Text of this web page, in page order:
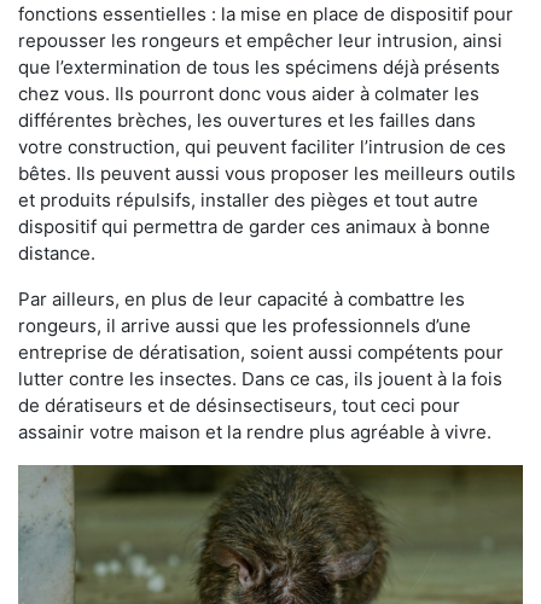
fonctions essentielles : la mise en place de dispositif pour
repousser les rongeurs et empêcher leur intrusion, ainsi
que l’extermination de tous les spécimens déjà présents
chez vous. Ils pourront donc vous aider à colmater les
différentes brèches, les ouvertures et les failles dans
votre construction, qui peuvent faciliter l’intrusion de ces
bêtes. Ils peuvent aussi vous proposer les meilleurs outils
et produits répulsifs, installer des pièges et tout autre
dispositif qui permettra de garder ces animaux à bonne
distance.
Par ailleurs, en plus de leur capacité à combattre les
rongeurs, il arrive aussi que les professionnels d’une
entreprise de dératisation, soient aussi compétents pour
lutter contre les insectes. Dans ce cas, ils jouent à la fois
de dératiseurs et de désinsectiseurs, tout ceci pour
assainir votre maison et la rendre plus agréable à vivre.